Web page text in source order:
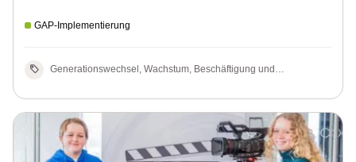
Ergebnisse der TG.
GAP-Implementierung
Generationswechsel, Wachstum, Beschäftigung und